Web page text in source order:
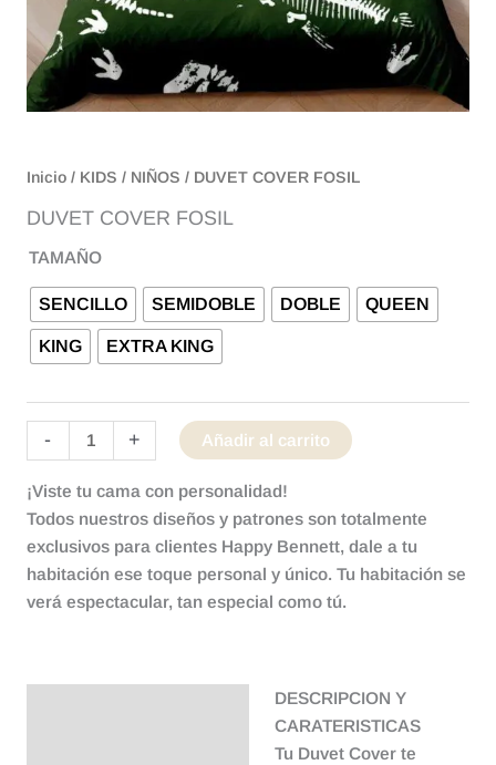
Inicio/ KIDS / NIÑOS / DUVET COVER FOSIL
DUVET COVER FOSIL
TAMAÑO
SENCILLO SEMIDOBLE DOBLE QUEEN
KING EXTRA KING
- + Añadir al carrito
¡Viste tu cama con personalidad!
Todos nuestros diseños y patrones son totalmente
exclusivos para clientes Happy Bennett, dale a tu
habitación ese toque personal y único. Tu habitación se
verá espectacular, tan especial como tú.
DESCRIPCION Y
CARATERISTICAS
Tu Duvet Cover te